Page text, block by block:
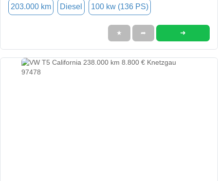
203.000 km Diesel 100 kw (136 PS)
★ ➦ ➜